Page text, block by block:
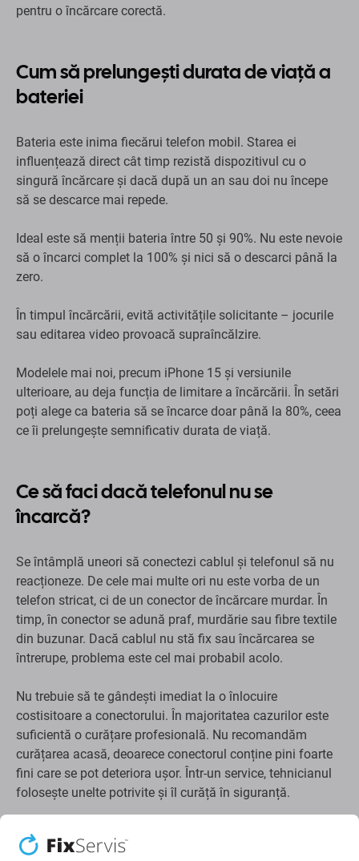
pentru o încărcare corectă.
Cum să prelungești durata de viață a
bateriei
Bateria este inima fiecărui telefon mobil. Starea ei
influențează direct cât timp rezistă dispozitivul cu o
singură încărcare și dacă după un an sau doi nu începe
să se descarce mai repede.
Ideal este să menții bateria între 50 și 90%. Nu este nevoie
să o încarci complet la 100% și nici să o descarci până la
zero.
În timpul încărcării, evită activitățile solicitante – jocurile
sau editarea video provoacă supraîncălzire.
Modelele mai noi, precum iPhone 15 și versiunile
ulterioare, au deja funcția de limitare a încărcării. În setări
poți alege ca bateria să se încarce doar până la 80%, ceea
ce îi prelungește semnificativ durata de viață.
Ce să faci dacă telefonul nu se
încarcă?
Se întâmplă uneori să conectezi cablul și telefonul să nu
reacționeze. De cele mai multe ori nu este vorba de un
telefon stricat, ci de un conector de încărcare murdar. În
timp, în conector se adună praf, murdărie sau fibre textile
din buzunar. Dacă cablul nu stă fix sau încărcarea se
întrerupe, problema este cel mai probabil acolo.
Nu trebuie să te gândești imediat la o înlocuire
costisitoare a conectorului. În majoritatea cazurilor este
suficientă o curățare profesională. Nu recomandăm
curățarea acasă, deoarece conectorul conține pini foarte
fini care se pot deteriora ușor. Într-un service, tehnicianul
folosește unelte potrivite și îl curăță în siguranță.
Cabluri: nu toate cablurile sunt la fel